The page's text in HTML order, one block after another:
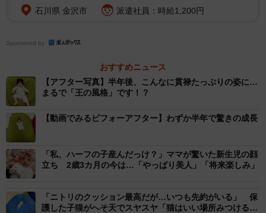
石川県 金沢市
派遣社員：時給1,200円
Sponsored by
おすすめニュース
【アフター写真】半年後、こんなに貫禄たっぷりの姿に…
まるで「王の風格」です！？
【動画でみるビフォーアフター】わずか半年で驚きの成長
「私、ハーフの子産んだっけ？」ママが驚いた新生児の顔
立ち 2歳3カ月の今は…「やっぱり美人」「将来楽しみ」
「ニトリのクッション最高だが…いつも先約がいる」 保
護した子猫がへそ天でスヤスヤ「猫はいい場所みつける天